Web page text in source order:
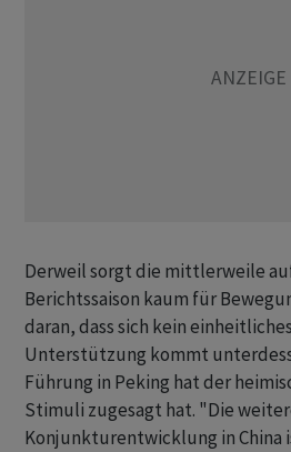
Derweil sorgt die mittlerweile
Berichtssaison kaum für
daran, dass sich kein
Unterstützung kommt
Führung in Peking hat der
Stimuli zugesagt hat. "Die
Konjunkturentwicklung in China